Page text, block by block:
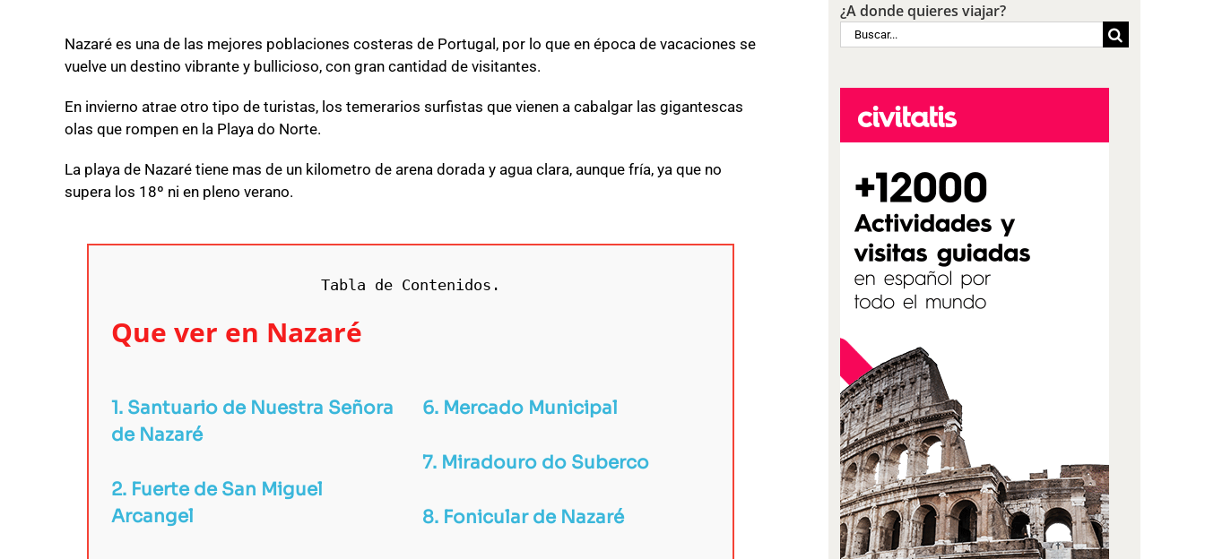
Nazaré es una de las mejores poblaciones costeras de Portugal, por lo que en época de vacaciones se
vuelve un destino vibrante y bullicioso, con gran cantidad de visitantes.
En invierno atrae otro tipo de turistas, los temerarios surfistas que vienen a cabalgar las gigantescas
olas que rompen en la Playa do Norte.
La playa de Nazaré tiene mas de un kilometro de arena dorada y agua clara, aunque fría, ya que no
supera los 18º ni en pleno verano.
Tabla de Contenidos.
Que ver en Nazaré
1. Santuario de Nuestra Señora
de Nazaré
2. Fuerte de San Miguel
Arcangel
6. Mercado Municipal
7. Miradouro do Suberco
8. Fonicular de Nazaré
¿A donde quieres viajar?
Buscar: